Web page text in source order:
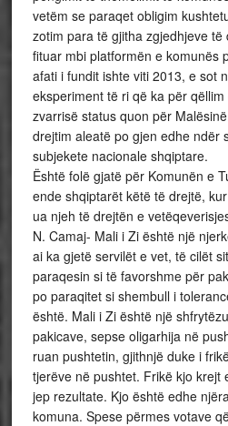
vetëm se paraqet obligim
zotim para të gjitha zgjedhjeve
fituar mbi platformën e komunës
afati i fundit ishte viti 2013, e sot
eksperiment të ri që ka për
zvarrisë status quon për
drejtim aleatë po gjen edhe ndër
subjekete nacionale shqiptare.
Është folë gjatë për Komunën e
ende shqiptarët këtë të drejtë,
ua njeh të drejtën e
N. Camaj- Mali i Zi është një
ai ka gjetë servilët e vet, të cilët
paraqesin si të favorshme për
po paraqitet si shembull i
është. Mali i Zi është një
pakicave, sepse oligarhija në
ruan pushtetin, gjithnjë duke i
tjerëve në pushtet. Frikë kjo krejt
jep rezultate. Kjo është edhe
komuna. Spese përmes votave